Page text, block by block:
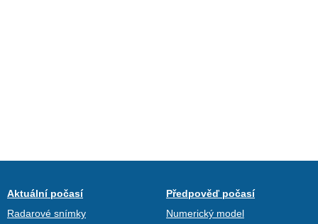
Aktuální počasí
Radarové snímky
Předpověď počasí
Numerický model